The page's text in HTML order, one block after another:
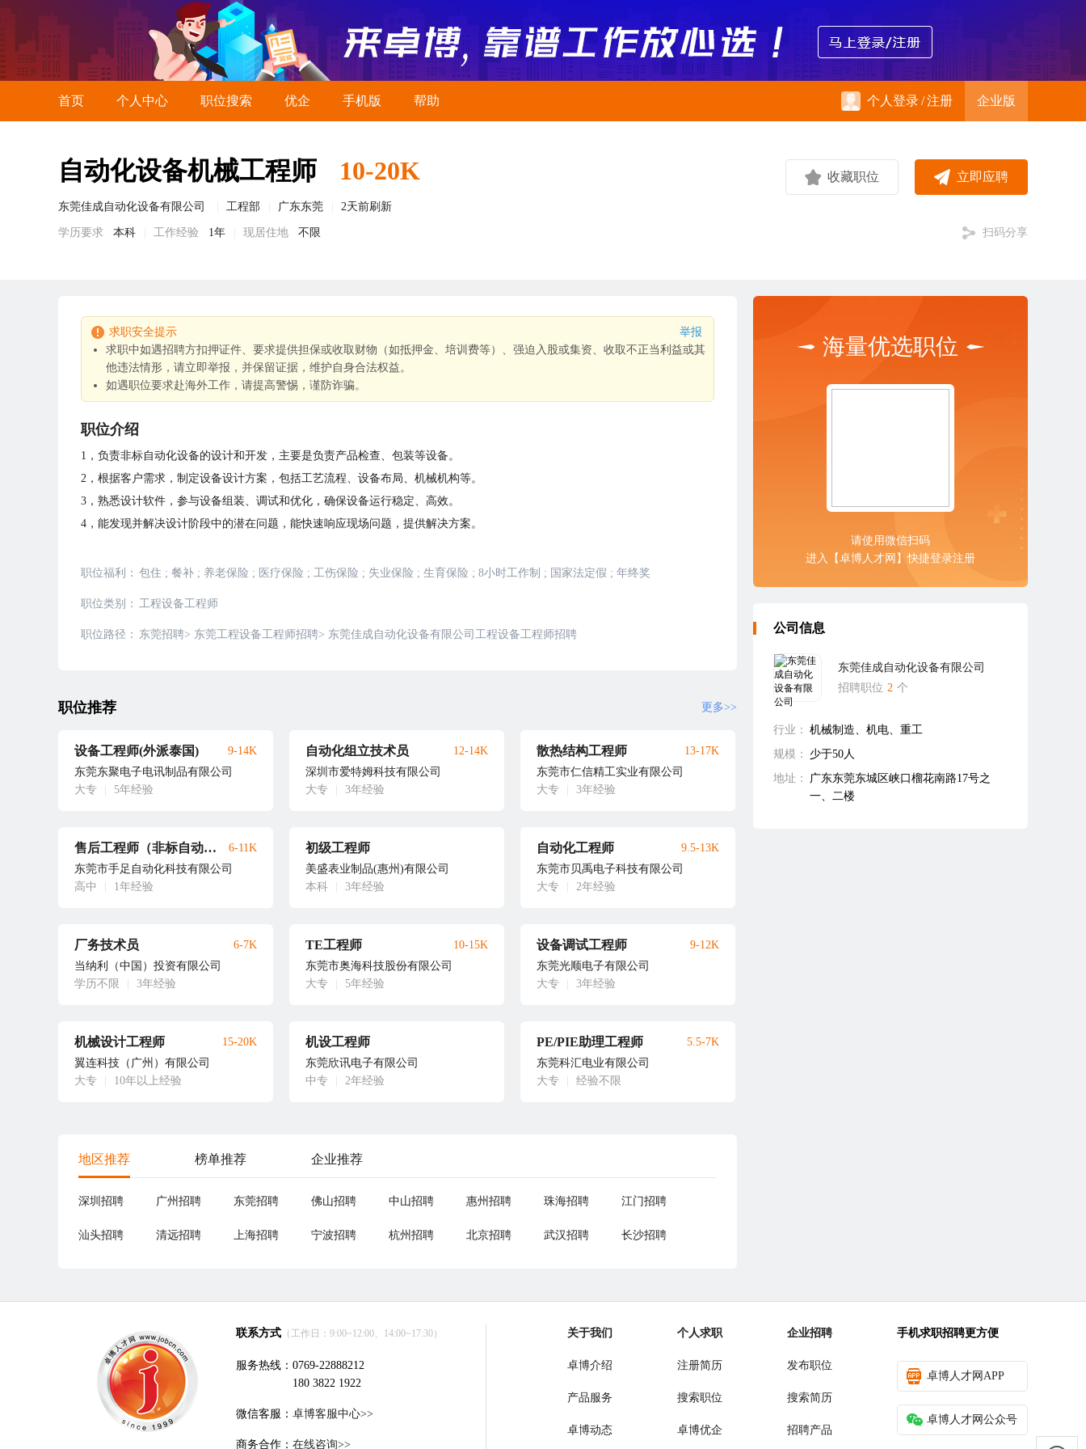
首页 个人中心 职位搜索 优企 手机版 帮助 个人登录/注册 企业版
自动化设备机械工程师 10-20K
东莞佳成自动化设备有限公司 工程部 广东东莞 2天前刷新
学历要求 本科 工作经验 1年 现居住地 不限
收藏职位 立即应聘
扫码分享
求职安全提示
举报
求职中如遇招聘方扣押证件、要求提供担保或收取财物（如抵押金、培训费等）、强迫入股或集资、收取不正当利益或其
他违法情形，请立即举报，并保留证据，维护自身合法权益。
如遇职位要求赴海外工作，请提高警惕，谨防诈骗。
职位介绍
1，负责非标自动化设备的设计和开发，主要是负责产品检查、包装等设备。
2，根据客户需求，制定设备设计方案，包括工艺流程、设备布局、机械机构等。
3，熟悉设计软件，参与设备组装、调试和优化，确保设备运行稳定、高效。
4，能发现并解决设计阶段中的潜在问题，能快速响应现场问题，提供解决方案。
职位福利： 包住 ; 餐补 ; 养老保险 ; 医疗保险 ; 工伤保险 ; 失业保险 ; 生育保险 ; 8小时工作制 ; 国家法定假 ; 年终奖
职位类别： 工程设备工程师
职位路径： 东莞招聘> 东莞工程设备工程师招聘> 东莞佳成自动化设备有限公司工程设备工程师招聘
职位推荐 更多>>
设备工程师(外派泰国)
东莞东聚电子电讯制品有限公司
大专
5年经验
9-14K 自动化组立技术员
深圳市爱特姆科技有限公司
大专
3年经验
12-14K 散热结构工程师
东莞市仁信精工实业有限公司
大专
3年经验
13-17K
售后工程师（非标自动化设备）
东莞市手足自动化科技有限公司
高中
1年经验
6-11K 初级工程师
美盛表业制品(惠州)有限公司
本科
3年经验
自动化工程师
东莞市贝禹电子科技有限公司
大专
2年经验
9.5-13K
厂务技术员
当纳利（中国）投资有限公司
学历不限
3年经验
6-7K TE工程师
东莞市奥海科技股份有限公司
大专
5年经验
10-15K 设备调试工程师
东莞光顺电子有限公司
大专
3年经验
9-12K
机械设计工程师
翼连科技（广州）有限公司
大专
10年以上经验
15-20K 机设工程师
东莞欣讯电子有限公司
中专
2年经验
PE/PIE助理工程师
东莞科汇电业有限公司
大专
经验不限
5.5-7K
地区推荐 榜单推荐 企业推荐
深圳招聘 广州招聘 东莞招聘 佛山招聘 中山招聘 惠州招聘 珠海招聘 江门招聘
汕头招聘 清远招聘 上海招聘 宁波招聘 杭州招聘 北京招聘 武汉招聘 长沙招聘
海量优选职位
请使用微信扫码
进入【卓博人才网】快捷登录注册
公司信息
东莞佳成自动化设备有限公司
招聘职位 2 个
行业： 机械制造、机电、重工
规模：
少于50人
地址：
广东东莞东城区峡口榴花南路17号之
一、二楼
联系方式 （工作日：9:00~12:00、14:00~17:30）
服务热线：0769-22888212
180 3822 1922
微信客服： 卓博客服中心>>
商务合作： 在线咨询>>
关于我们
卓博介绍
产品服务
卓博动态
个人求职
注册简历
搜索职位
卓博优企
企业招聘
发布职位
搜索简历
招聘产品
手机求职招聘更方便
卓博人才网APP
卓博人才网公众号